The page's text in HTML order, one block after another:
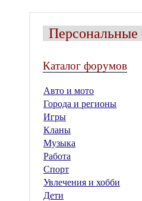
Каталог форумов
Авто и мото
Города и регионы
Игры
Кланы
Музыка
Работа
Спорт
Увлечения и хобби
Дети